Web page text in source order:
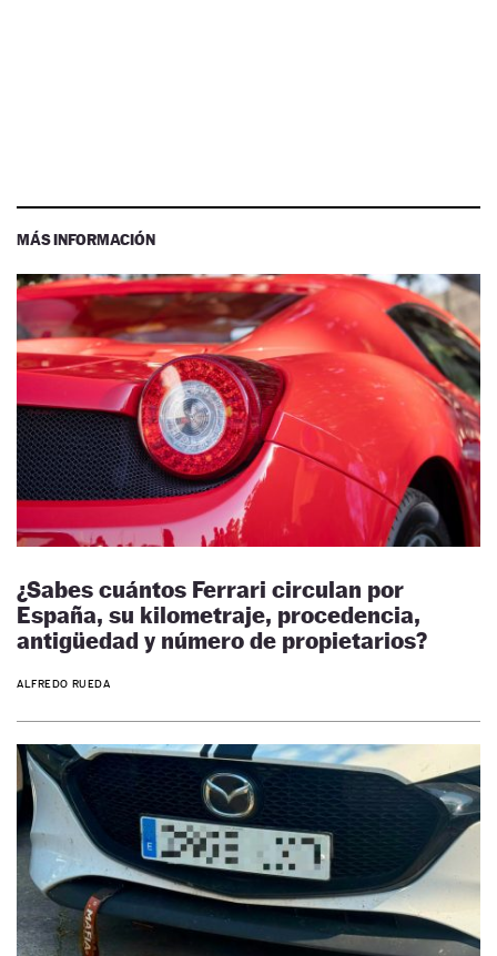
MÁS INFORMACIÓN
¿Sabes cuántos Ferrari circulan por
España, su kilometraje, procedencia,
antigüedad y número de propietarios?
ALFREDO RUEDA